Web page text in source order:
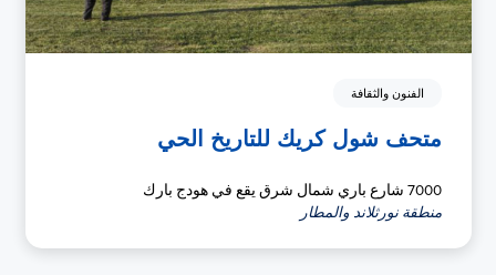
الفنون والثقافة
متحف شول كريك للتاريخ الحي
7000 شارع باري شمال شرق يقع في هودج بارك
منطقة نورثلاند والمطار